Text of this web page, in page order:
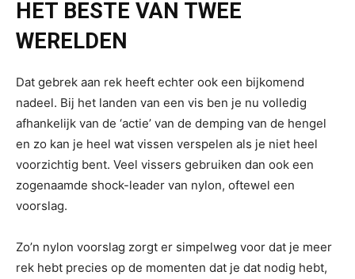
HET BESTE VAN TWEE
WERELDEN
Dat gebrek aan rek heeft echter ook een bijkomend
nadeel. Bij het landen van een vis ben je nu volledig
afhankelijk van de ‘actie’ van de demping van de hengel
en zo kan je heel wat vissen verspelen als je niet heel
voorzichtig bent. Veel vissers gebruiken dan ook een
zogenaamde shock-leader van nylon, oftewel een
voorslag.
Zo’n nylon voorslag zorgt er simpelweg voor dat je meer
rek hebt precies op de momenten dat je dat nodig hebt,